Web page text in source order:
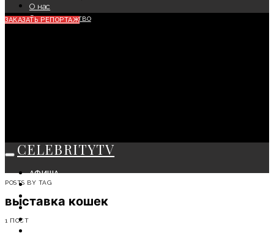
О нас
Сотрудничество
ЗАКАЗАТЬ РЕПОРТАЖ
CELEBRITYTV
АФИША
СОБЫТИЯ
КРАСОТА
МОДА
POSTS BY TAG
выставка кошек
1 ПОСТ